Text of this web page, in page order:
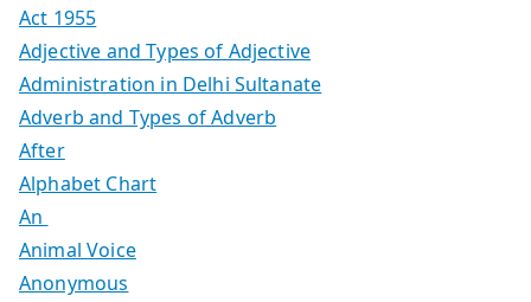
Act 1955
Adjective and Types of Adjective
Administration in Delhi Sultanate
Adverb and Types of Adverb
After
Alphabet Chart
An
Animal Voice
Anonymous